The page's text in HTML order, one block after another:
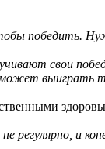
свои
может выиграть
и